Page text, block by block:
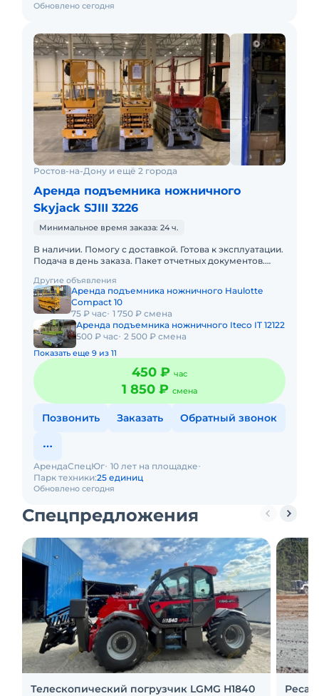
Обновлено сегодня
Ростов-на-Дону и ещё 2 города
Аренда подъемника ножничного
Skyjack SJIII 3226
Минимальное время заказа: 24 ч.
В наличии. Помогу с доставкой. Готова к эксплуатации.
Подача в день заказа. Пакет отчетных документов.
Другие объявления
Аренда подъемника ножничного Haulotte
Compact 10
75 ₽ час 1 750 ₽ смена
Аренда подъемника ножничного Iteco IT 12122
500 ₽ час 2 500 ₽ смена
Показать еще 9 из 11
450 ₽ час
1 850 ₽ смена
Позвонить Заказать Обратный звонок
Обновлено сегодня
АрендаСпецЮг 10 лет на площадке
Парк техники:25 единиц
Спецпредложения
Телескопический погрузчик LGMG H1840